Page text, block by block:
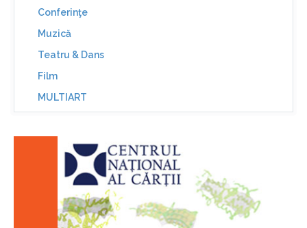
Conferinţe
Muzică
Teatru & Dans
Film
MULTIART